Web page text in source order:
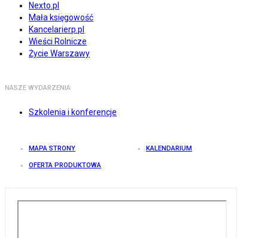
Nexto.pl
Mała księgowość
Kancelarierp.pl
Wieści Rolnicze
Życie Warszawy
NASZE WYDARZENIA
Szkolenia i konferencje
MAPA STRONY KALENDARIUM
OFERTA PRODUKTOWA